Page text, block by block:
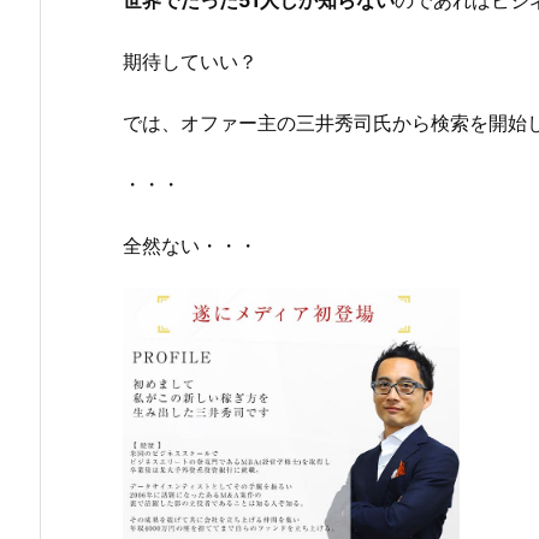
期待していい？
では、オファー主の三井秀司氏から検索を開始
・・・
全然ない・・・